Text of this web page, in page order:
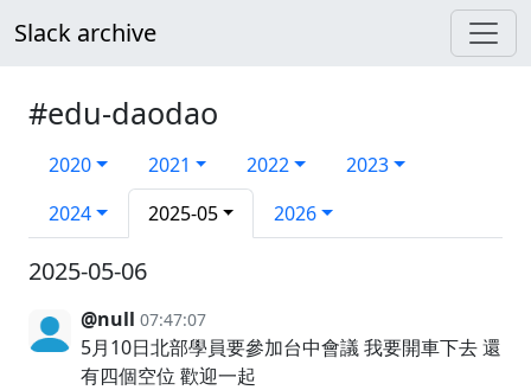
Slack archive
#edu-daodao
2020 2021 2022
2023
2024
2025-05 2026
2025-05-06
@null 07:47:07
5月10日北部學員要參加台中會議 我要開車下去 還
有四個空位 歡迎一起